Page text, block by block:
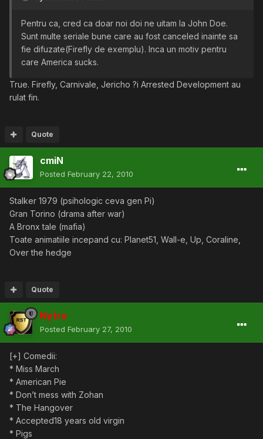
Pentru ca, cred ca doar noi doi ne uitam la John Doe.
Sunt multe seriale bune care au fost canceled inainte sa
fie difuzate(Firefly de exemplu). Inca un motiv pentru
care America sucks.
True. Firefly, Carnivale, Jericho ?i Arrested Development au
rulat fin.
Quote
cmiN
Posted February 22, 2010
Stalker 1979 (psihologic ceva gen Pi)
Gran Torino (drama after war)
A Bronx tale (mafia)
Toate animatiile incepand cu: Planet51, Wall-e, Up, Coraline,
Over the hedge
Quote
Nytro
Posted February 27, 2010
[+] Comedii:
* Miss March
* American Pie
* Don’t mess with Zohan
* The Hangover
* Accepted18 years old virgin
* Pigs